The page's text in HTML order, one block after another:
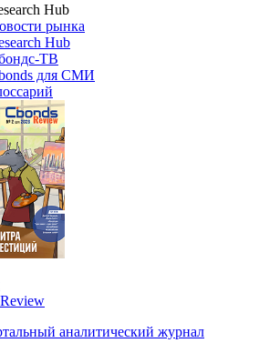
Hub
рынка
Hub
ТВ
для СМИ
аналитический журнал